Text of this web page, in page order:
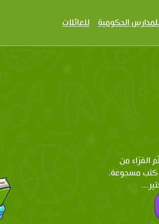
الحكومية للعائلات
القرّاء من
كتب مسجوعة،